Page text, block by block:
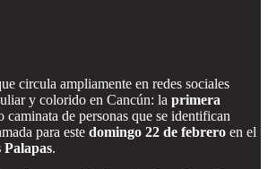
circula ampliamente en redes sociales
y colorido en Cancún: la primera
caminata de personas que se identifican
para este domingo 22 de febrero en el
Palapas.